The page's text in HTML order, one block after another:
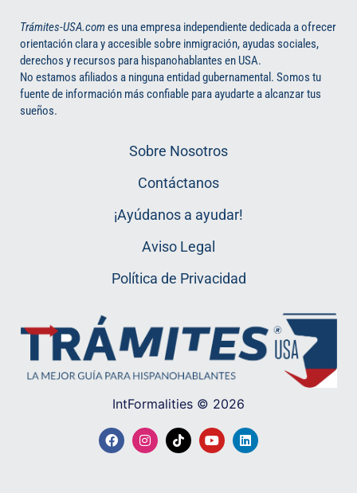
Trámites-USA.comes una empresa independiente dedicada a ofrecer
orientación clara y accesible sobre inmigración, ayudas sociales,
derechos y recursos para hispanohablantes en USA.
No estamos afiliados a ninguna entidad gubernamental. Somos tu
fuente de información más confiable para ayudarte a alcanzar tus
sueños.
Sobre Nosotros
Contáctanos
¡Ayúdanos a ayudar!
Aviso Legal
Política de Privacidad
IntFormalities © 2026